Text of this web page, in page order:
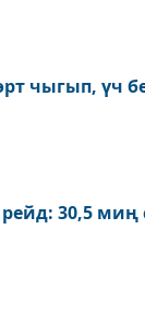
чыгып, үч
рейд: 30,5